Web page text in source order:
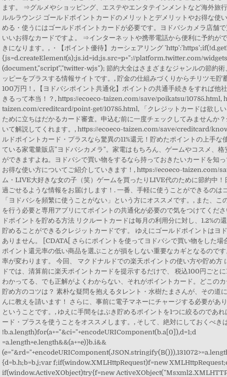
ます。 ⇒グルメやショッピング、エステやエンタテインメントなど海外旅
ルルラウンジ ゴールドポイントカードのメリットとデメリットやお得な使
める・使うにはゴールドポイントカードが必要です。ヨドバシカメラ店舗
いいお得なカードですよ。 ⇒インターネットや携帯電話から便利に予約が
きになります。, ・【ポイント優待】カーシェアリング
{js=d.createElement(s);js.id=id;js.src=p+"://platform.twitter.com/
(document,"script","twitter-wjs"); 節約大全はさまざまなジャンルの節約術
ッピーをプラスする情報サイトです。, 貯金の仕組みづくりからチリツモ
100万円！, 【ヨドバシポイント共通化】ポイントの共通手続きをすれば他
きるって本当！？, https://ecoeco-taizen.com/save/poikatsu/10785.html,
taizen.com/creditcard/point-get/10785.html, 「クレジットカードは欲しい
ために立ちはだかるカード審査。申込む前に一度チェックしてみませんか
いて解説してくれます。, https://ecoeco-taizen.com/save/creditcard/
ルドポイントカード・プラスなら驚異の11%還元！貯めたポイントの上手
ている家電量販店"ヨドバシカメラ"。家電はもちろん、ゲームやコスメ、
ができますよね。ヨドバシで買い物をするなら持っておきたいカードを知
お得な使い方についてご紹介していきます！, https://ecoeco-taizen.com/
ム・LIVE大好きな女の子（笑）ゲームを買ったりLIVE代のために節約中
過ごせるような情報をお届けします！. 一番、手軽に使うことができるの
「ヨドバシを頻繁に使うことがない」という方にオススメです。, また、
を行う必要と専用アプリにてポイントの共通化が必要ので気をつけてくだ
ドポイントを貯める方法 リクルートカードは毎月の利用分に対し、1.2%の
貯めることができるクレジットカードです。 ゆえにゴールドポイントはヨ
ありません。 [CDATA[ さらにポイントを使ってヨドバシで買い物をした
ポイント還元率の低い商品を選ぶことが損をしない重要なカギとなるので
率が変わります。 今回、 マクドナルドでの楽天ポイントの使い方や貯め方
ドでは、清算前に楽天ポイントカードを提示するだけで、 税込100円ごと
わかってる、でも正解がよくわからない、それがポイントカード。どこの
貯め方のコツは？ 素朴な疑問を抱えるタレント・水樹たまさんが、その道
んに教えを請います！ さらに、事前に電子マネーにチャージする必要があ
ということです。, ゆえに手間をはぶき貯めるポイントを1つに絞るのであ
ード・プラスを使うことをオススメします。, そして、絶対にしておくべき
!b.a.length)for(a+="&ci="+encodeURIComponent(b.a[0]),d=1;d
=a.length+e.length&&(a+=e)}b.i&&
{d=b.h;b=b.j;var f;if(window.XMLHttpRequest)f=new
if(window.ActiveXObject)try{f=new